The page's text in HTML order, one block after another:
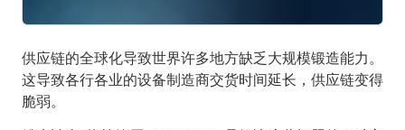
供应链的全球化导致世界许多地方缺乏大规模锻造能力。
这导致各行各业的设备制造商交货时间延长，供应链变得
脆弱。